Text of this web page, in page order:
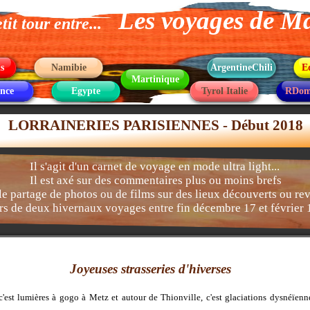
LORRAINERIES PARISIENNES - Début 2018
Il s'agit d'un carnet de voyage en mode ultra light...
Il est axé sur des commentaires plus ou moins brefs
partage de photos ou de films sur des lieux découverts ou
de deux hivernaux voyages entre fin décembre 17 et février
Joyeuses strasseries d'hiverses
lumières à gogo à Metz et autour de Thionville, c'est glaciations
Tyrol Italie
Egypte
ArgentineChili
Martinique
Namibie
tour entre...Les voyages de